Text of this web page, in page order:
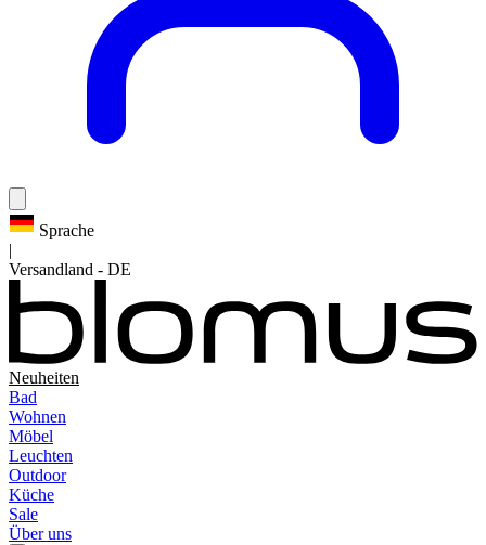
Sprache
|
Versandland - DE
Neuheiten
Bad
Wohnen
Möbel
Leuchten
Outdoor
Küche
Sale
Über uns